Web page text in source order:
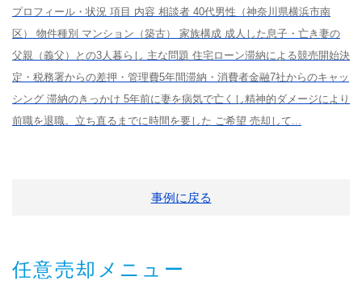
プロフィール・状況 項目 内容 相談者 40代男性（神奈川県横浜市南
区） 物件種別 マンション（築古） 家族構成 成人した息子・亡き妻の
父親（義父）との3人暮らし 主な問題 住宅ローン滞納による競売開始決
定・税務署からの差押・管理費5年間滞納・消費者金融7社からのキャッ
シング 滞納のきっかけ 5年前に妻を病気で亡くし精神的ダメージにより
前職を退職。立ち直るまでに時間を要した ご希望 売却して...
事例に戻る
任意売却メニュー